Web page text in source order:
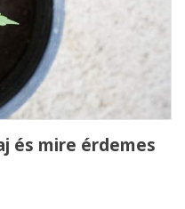
és mire érdemes